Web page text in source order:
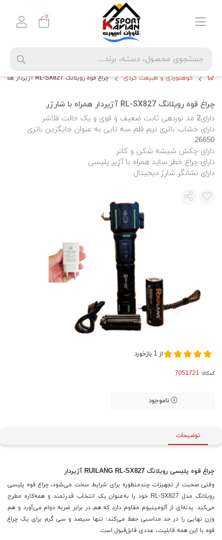
کوهنوردی و طبیعت گردی چراغ قوه رویلانگ RL-SX827 آژیردار همراه با شارژر
چراغ قوه رویلانگ RL-SX827 آژیردار همراه با شارژر
دارای2 مد نوردهی ثابت ضعیف و قوی و یک حالت فلاشر
دارای خشاب باتری نیم قلم سه تایی به عنوان جایگزین باتری
26650
دارای چکش شیشه شکن و کاتر
دارای چراغ خطر ساید همراه با آژیر پلیسی
دارای نشانگر شارژ دیجیتال
از 1 بازخورد
کدکالا:
ناموجود
توضیحات
چراغ قوه پلیسی رویلانگ RUILANG RL-SX827 آژیردار
وقتی صحبت از تجهیزات چندمنظوره برای شرایط سخت می‌شود، چراغ قوه پلیسی
رویلانگ مدل RL-SX827 خود را به‌عنوان یک انتخاب قدرتمند و همه‌کاره مطرح
می‌کند. بدنه‌ای از آلومینیوم مقاوم دارد که هم در برابر ضربه دوام می‌آورد و هم
وزن نهایی را در حد مناسبی حفظ می‌کند؛ تنها سیصد و سی گرم برای یک چراغ
قوه با این همه قابلیت، عددی قابل‌قبول است.
0